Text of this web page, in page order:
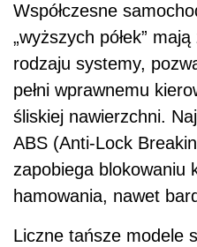
Współczesne
„wyższych półek”
rodzaju systemy,
pełni wprawnemu
śliskiej nawierzchni.
ABS (Anti-Lock
zapobiega blokowaniu
hamowania, nawet
Liczne tańsze modele